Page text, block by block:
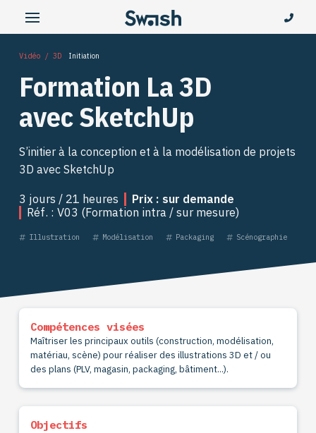
Vidéo / 3D Initiation
Formation La 3D
avec SketchUp
S’initier à la conception et à la modélisation de projets
3D avec SketchUp
3 jours / 21 heures
Prix : sur demande
Réf. : V03 (Formation intra / sur mesure)
Illustration Modélisation Packaging Scénographie
Compétences visées
Maîtriser les principaux outils (construction, modélisation,
matériau, scène) pour réaliser des illustrations 3D et / ou
des plans (PLV, magasin, packaging, bâtiment...).
Objectifs